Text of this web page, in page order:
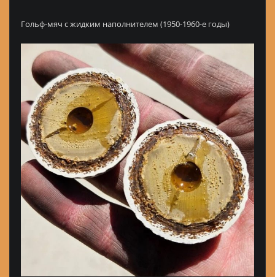
Гольф-мяч с жидким наполнителем (1950-1960-е годы)